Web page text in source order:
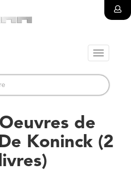
Toggle
de
Koninck (2
s)